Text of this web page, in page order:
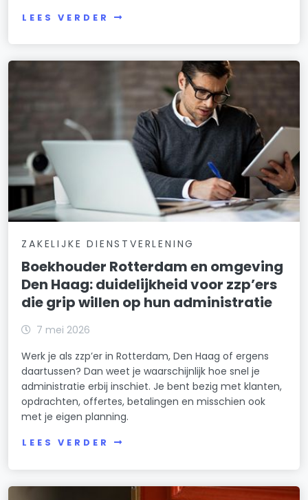
LEES VERDER
ZAKELIJKE DIENSTVERLENING
Boekhouder Rotterdam en omgeving
Den Haag: duidelijkheid voor zzp’ers
die grip willen op hun administratie
7 mei 2026
Werk je als zzp’er in Rotterdam, Den Haag of ergens
daartussen? Dan weet je waarschijnlijk hoe snel je
administratie erbij inschiet. Je bent bezig met klanten,
opdrachten, offertes, betalingen en misschien ook
met je eigen planning.
LEES VERDER